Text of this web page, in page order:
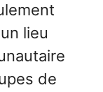
lieu
de